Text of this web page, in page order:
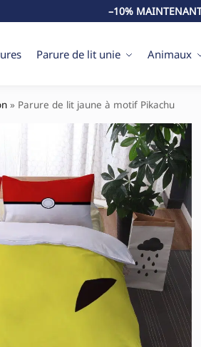
–10%
Parure de lit unie Animaux
» Parure de lit jaune à motif Pikachu